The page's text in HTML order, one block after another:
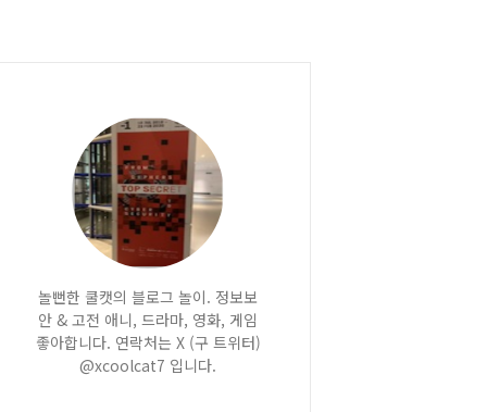
놀뻔한 쿨캣의 블로그 놀이. 정보보
안 & 고전 애니, 드라마, 영화, 게임
좋아합니다. 연락처는 X (구 트위터)
@xcoolcat7 입니다.